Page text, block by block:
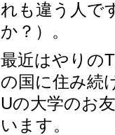
れも違う人で
か？）。
最近はやりの
の国に住み続
Uの大学のお
います。